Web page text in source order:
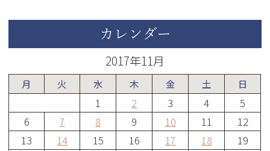
カレンダー
2017年11月
月 火 水 木 金 土 日
1 2 3 4
5
6
7 8 9 10 11
12
13
14 15 16 17 18
19